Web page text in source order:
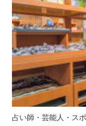
占い師・芸能人・ス